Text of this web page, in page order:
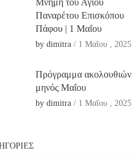
Μνήμη του Αγίου
Παναρέτου Επισκόπου
Πάφου | 1 Μαΐου
by dimitra / 1 Μαΐου , 2025
Πρόγραμμα ακολουθιών
μηνός Μαΐου
by dimitra / 1 Μαΐου , 2025